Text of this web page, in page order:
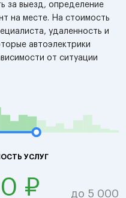
за выезд, определение
на месте. На стоимость
удаленность и
автоэлектрики
от ситуации
УСЛУГ
₽ до 5 000